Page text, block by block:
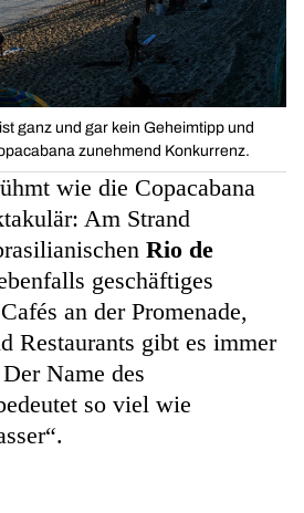
ganz und gar kein Geheimtipp und
zunehmend Konkurrenz.
wie die Copacabana
Am Strand
Rio de
geschäftiges
an der Promenade,
Restaurants gibt es immer
Name des
so viel wie